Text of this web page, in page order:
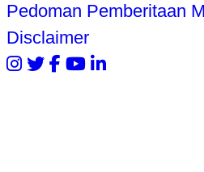
Pedoman Pemberitaan
Disclaimer